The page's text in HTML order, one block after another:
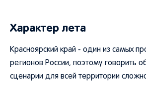
Характер лета
Красноярский край - один из самых
регионов России, поэтому говорить
сценарии для всей территории